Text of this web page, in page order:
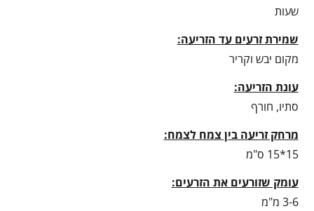
שעות
שמירת זרעים עד הזריעה:
מקום יבש וקריר
עונת הזריעה:
סתיו, חורף
מרחק זריעה בין צמח לצמח:
15*15 ס"מ
עומק שזורעים את הזרעים:
3-6 מ"מ